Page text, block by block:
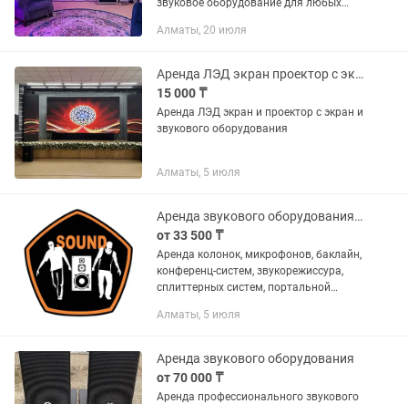
звуковое оборудование для любых
выступления 🎉 праздники и вечеринки
свадьбы...
Алматы, 20 июля
Аренда ЛЭД экран проектор с экран и звукового оборудования
15 000 ₸
Аренда ЛЭД экран и проектор с экран и
звукового оборудования
Алматы, 5 июля
Аренда звукового оборудования колонок микрофонов конгресс-систем RentAllKz
от 33 500 ₸
Аренда колонок, микрофонов, баклайн,
конференц-систем, звукорежиссура,
сплиттерных систем, портальной
микшерных пультов
Алматы, 5 июля
Аренда звукового оборудования
от 70 000 ₸
Аренда профессионального звукового